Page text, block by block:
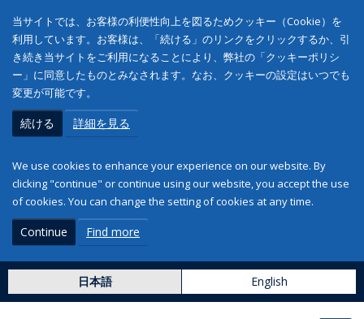
当サイトでは、お客様の利便性向上を図るためクッキー（Cookie）を
利用しています。お客様は、「続ける」のリンクをクリックするか、引
き続き当サイトをご利用になることにより、弊社の「クッキーポリシ
ー」に同意したものとみなされます。なお、クッキーの設定はいつでも
変更が可能です。
続ける 詳細を見る
We use cookies to enhance your experience on our website. By
clicking "continue" or continue using our website, you accept the use
of cookies. You can change the setting of cookies at any time.
Continue Find more
日本語 English